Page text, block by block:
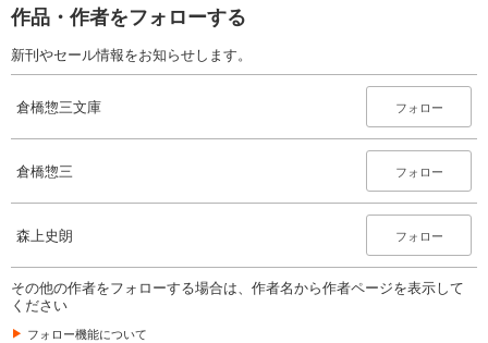
作品・作者をフォローする
新刊やセール情報をお知らせします。
倉橋惣三文庫 フォロー
倉橋惣三 フォロー
森上史朗 フォロー
その他の作者をフォローする場合は、作者名から作者ページを表示して
ください
フォロー機能について